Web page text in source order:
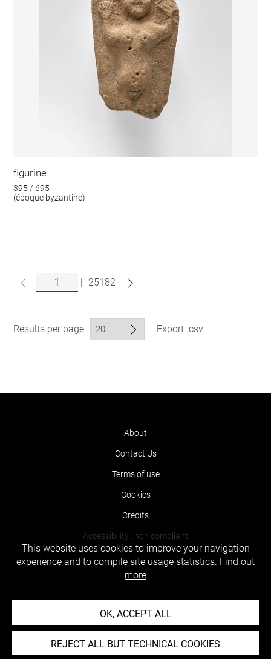
figurine
395 / 695
(époque byzantine)
| 25182
Results per page Export .csv
About
Contact Us
Terms of use
Cookies
Credits
Accessibility : non compliant
This website uses cookies to improve your navigation
experience and to compile site usage statistics. Find out
more
OK, ACCEPT ALL
REJECT ALL BUT TECHNICAL COOKIES